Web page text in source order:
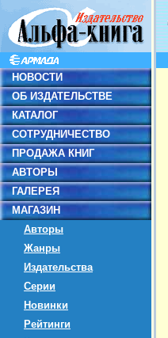
НОВОСТИ
ОБ ИЗДАТЕЛЬСТВЕ
КАТАЛОГ
СОТРУДНИЧЕСТВО
ПРОДАЖА КНИГ
АВТОРЫ
ГАЛЕРЕЯ
МАГАЗИН
Авторы
Жанры
Издательства
Серии
Новинки
Рейтинги